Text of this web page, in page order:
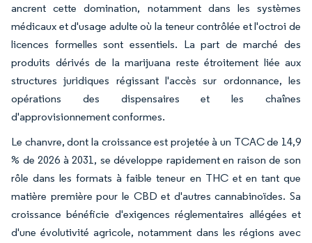
ancrent cette domination, notamment dans les systèmes
médicaux et d'usage adulte où la teneur contrôlée et l'octroi de
licences formelles sont essentiels. La part de marché des
produits dérivés de la marijuana reste étroitement liée aux
structures juridiques régissant l'accès sur ordonnance, les
opérations des dispensaires et les chaînes
d'approvisionnement conformes.
Le chanvre, dont la croissance est projetée à un TCAC de 14,9
% de 2026 à 2031, se développe rapidement en raison de son
rôle dans les formats à faible teneur en THC et en tant que
matière première pour le CBD et d'autres cannabinoïdes. Sa
croissance bénéficie d'exigences réglementaires allégées et
d'une évolutivité agricole, notamment dans les régions avec